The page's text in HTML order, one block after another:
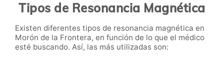
Tipos de Resonancia Magnética
Existen diferentes tipos de resonancia magnética en
Morón de la Frontera, en función de lo que el médico
esté buscando. Así, las más utilizadas son: